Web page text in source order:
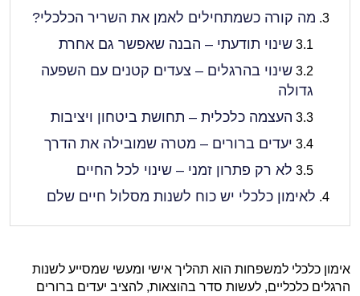
מה קורה כשמתחילים לאמן את השריר הכלכלי?
שינוי תודעתי – הבנה שאפשר גם אחרת
שינוי בהרגלים – צעדים קטנים עם השפעה
גדולה
העצמה כלכלית – תחושת ביטחון ויציבות
יעדים ברורים – מטרה שמובילה את הדרך
לא רק פתרון זמני – שינוי לכל החיים
לאימון כלכלי יש כוח לשנות מסלול חיים שלם
אימון כלכלי למשפחות הוא תהליך אישי ומעשי שמסייע לשנות
הרגלים כלכליים, לעשות סדר בהוצאות, להציב יעדים ברורים